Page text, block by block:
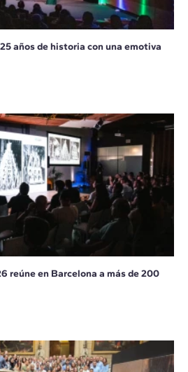
años de historia con una emotiva
reúne en Barcelona a más de 200